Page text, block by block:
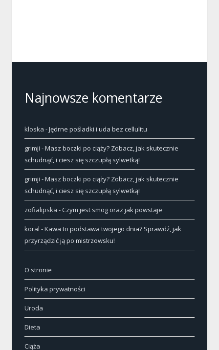
Najnowsze komentarze
kloska -Jędrne pośladki i uda bez cellulitu
grimji -Masz boczki po ciąży? Zobacz, jak skutecznie
schudnąć, i ciesz się szczupłą sylwetką!
grimji -Masz boczki po ciąży? Zobacz, jak skutecznie
schudnąć, i ciesz się szczupłą sylwetką!
zofialipska -Czym jest smog oraz jak powstaje
koral -Kawa to podstawa twojego dnia? Sprawdź, jak
przyrządzić ją po mistrzowsku!
O stronie
Polityka prywatności
Uroda
Dieta
Ciąża